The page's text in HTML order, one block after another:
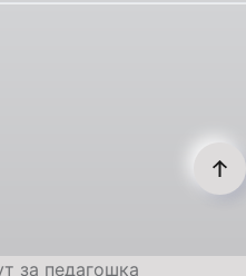
за педагошка